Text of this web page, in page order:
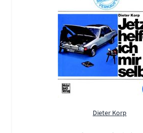
Dieter Korp